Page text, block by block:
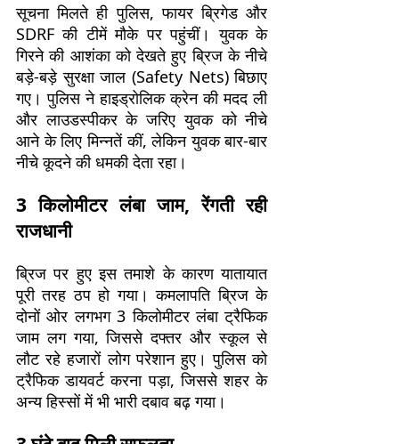
सूचना मिलते ही पुलिस, फायर ब्रिगेड और
SDRF की टीमें मौके पर पहुंचीं। युवक के
गिरने की आशंका को देखते हुए ब्रिज के नीचे
बड़े-बड़े सुरक्षा जाल (Safety Nets) बिछाए
गए। पुलिस ने हाइड्रोलिक क्रेन की मदद ली
और लाउडस्पीकर के जरिए युवक को नीचे
आने के लिए मिन्नतें कीं, लेकिन युवक बार-बार
नीचे कूदने की धमकी देता रहा।
3 किलोमीटर लंबा जाम, रेंगती रही
राजधानी
ब्रिज पर हुए इस तमाशे के कारण यातायात
पूरी तरह ठप हो गया। कमलापति ब्रिज के
दोनों ओर लगभग 3 किलोमीटर लंबा ट्रैफिक
जाम लग गया, जिससे दफ्तर और स्कूल से
लौट रहे हजारों लोग परेशान हुए। पुलिस को
ट्रैफिक डायवर्ट करना पड़ा, जिससे शहर के
अन्य हिस्सों में भी भारी दबाव बढ़ गया।